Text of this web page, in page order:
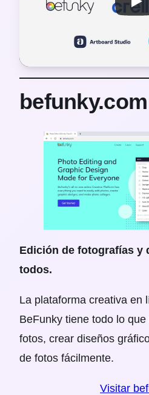
befunky.com
Edición de fotografías y
todos.
La plataforma creativa en
BeFunky tiene todo lo
fotos, crear diseños
de fotos fácilmente.
Visitar